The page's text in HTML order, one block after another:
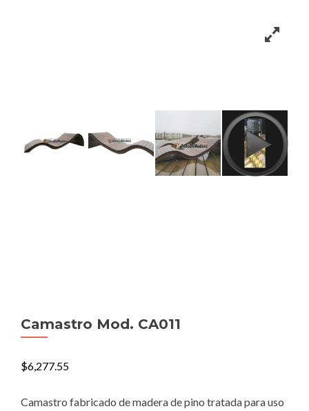
Camastro Mod. CA011
$6,277.55
Camastro fabricado de madera de pino tratada para uso